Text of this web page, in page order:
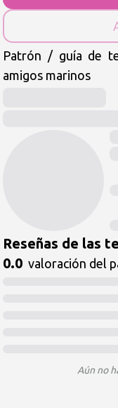
Patrón / guía de
amigos marinos
Reseñas de las
0.0 valoración del
Aún no